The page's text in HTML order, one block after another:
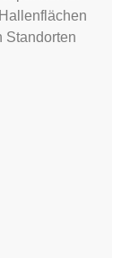
Standorten